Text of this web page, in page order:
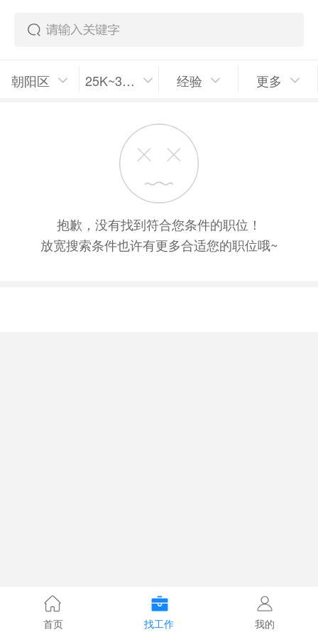
朝阳区 25K~35K/月 经验 更多
抱歉，没有找到符合您条件的职位！
放宽搜索条件也许有更多合适您的职位哦~
首页 找工作 我的